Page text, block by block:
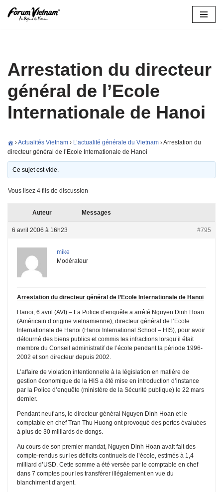
Arrestation du directeur
général de l’Ecole
Internationale de Hanoi
›Actualités Vietnam › L’actualité générale du Vietnam ›Arrestation du
directeur général de l’Ecole Internationale de Hanoi
Ce sujet est vide.
Vous lisez 4 fils de discussion
Auteur Messages
6 avril 2006 à 16h23 #795
mike
Modérateur
Arrestation du directeur général de l’Ecole Internationale de Hanoi
Hanoi, 6 avril (AVI) – La Police d’enquête a arrêté Nguyen Dinh Hoan
(Américain d’origine vietnamienne), directeur général de l’Ecole
Internationale de Hanoi (Hanoi International School – HIS), pour avoir
détourné des biens publics et commis les infractions lorsqu’il était
membre du Conseil administratif de l’école pendant la période 1996-
2002 et son directeur depuis 2002.
L’affaire de violation intentionnelle à la législation en matière de
gestion économique de la HIS a été mise en introduction d’instance
par la Police d’enquête (ministère de la Sécurité publique) le 22 mars
dernier.
Pendant neuf ans, le directeur général Nguyen Dinh Hoan et le
comptable en chef Tran Thu Huong ont provoqué des pertes évaluées
à plus de 30 milliards de dongs.
Au cours de son premier mandat, Nguyen Dinh Hoan avait fait des
compte-rendus sur les déficits continuels de l’école, estimés à 1,4
milliard d’USD. Cette somme a été versée par le comptable en chef
dans 7 comptes pour les transférer illégalement en vue du
blanchiment d’argent.